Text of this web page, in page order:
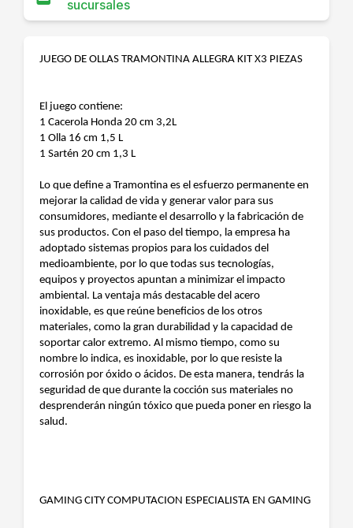
sucursales
JUEGO DE OLLAS TRAMONTINA ALLEGRA KIT X3 PIEZAS
El juego contiene:
1 Cacerola Honda 20 cm 3,2L
1 Olla 16 cm 1,5 L
1 Sartén 20 cm 1,3 L
Lo que define a Tramontina es el esfuerzo permanente en
mejorar la calidad de vida y generar valor para sus
consumidores, mediante el desarrollo y la fabricación de
sus productos. Con el paso del tiempo, la empresa ha
adoptado sistemas propios para los cuidados del
medioambiente, por lo que todas sus tecnologías,
equipos y proyectos apuntan a minimizar el impacto
ambiental. La ventaja más destacable del acero
inoxidable, es que reúne beneficios de los otros
materiales, como la gran durabilidad y la capacidad de
soportar calor extremo. Al mismo tiempo, como su
nombre lo indica, es inoxidable, por lo que resiste la
corrosión por óxido o ácidos. De esta manera, tendrás la
seguridad de que durante la cocción sus materiales no
desprenderán ningún tóxico que pueda poner en riesgo la
salud.
GAMING CITY COMPUTACION ESPECIALISTA EN GAMING